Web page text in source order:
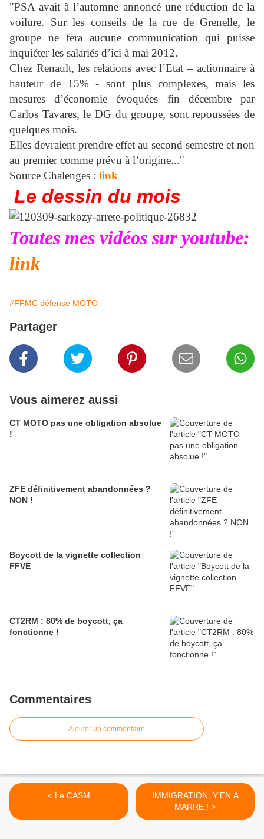
"PSA avait à l’automne annoncé une réduction de la
voilure. Sur les conseils de la rue de Grenelle, le
groupe ne fera aucune communication qui puisse
inquiéter les salariés d’ici à mai 2012.
Chez Renault, les relations avec l’Etat – actionnaire à
hauteur de 15% - sont plus complexes, mais les
mesures d’économie évoquées fin décembre par
Carlos Tavares, le DG du groupe, sont repoussées de
quelques mois.
Elles devraient prendre effet au second semestre et non
au premier comme prévu à l’origine..."
Source Chalenges : link
Le dessin du mois
Toutes mes vidéos sur youtube:
link
#FFMC défense MOTO
Partager
Vous aimerez aussi
CT MOTO pas une obligation absolue
!
ZFE définitivement abandonnées ?
NON !
Boycott de la vignette collection
FFVE
CT2RM : 80% de boycott, ça
fonctionne !
Commentaires
Ajouter un commentaire
< Le CASM
IMMIGRATION, Y’EN A
MARRE ! >